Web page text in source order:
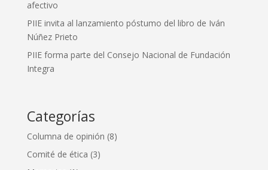
afectivo
PIIE invita al lanzamiento póstumo del libro de Iván
Núñez Prieto
PIIE forma parte del Consejo Nacional de Fundación
Integra
Categorías
Columna de opinión (8)
Comité de ética (3)